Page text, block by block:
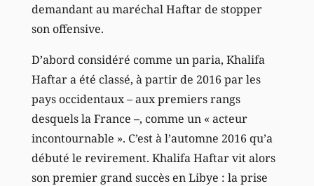
demandant au maréchal Haftar de stopper
son offensive.
D’abord considéré comme un paria, Khalifa
Haftar a été classé, à partir de 2016 par les
pays occidentaux – aux premiers rangs
desquels la France –, comme un « acteur
incontournable ». C’est à l’automne 2016 qu’a
débuté le revirement. Khalifa Haftar vit alors
son premier grand succès en Libye : la prise